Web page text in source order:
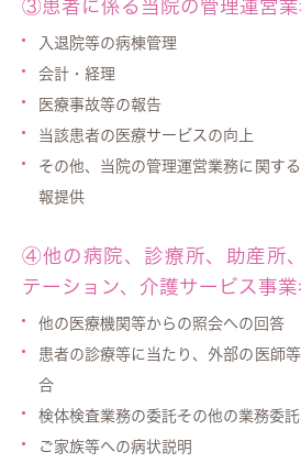
③患者に係る当院の管理運営業
入退院等の病棟管理
会計・経理
医療事故等の報告
当該患者の医療サービスの向上
その他、当院の管理運営業務に関す
報提供
④他の病院、診療所、助産所
テーション、介護サービス事
他の医療機関等からの照会への回答
患者の診療等に当たり、外部の医師
合
検体検査業務の委託その他の業務委託
ご家族等への病状説明